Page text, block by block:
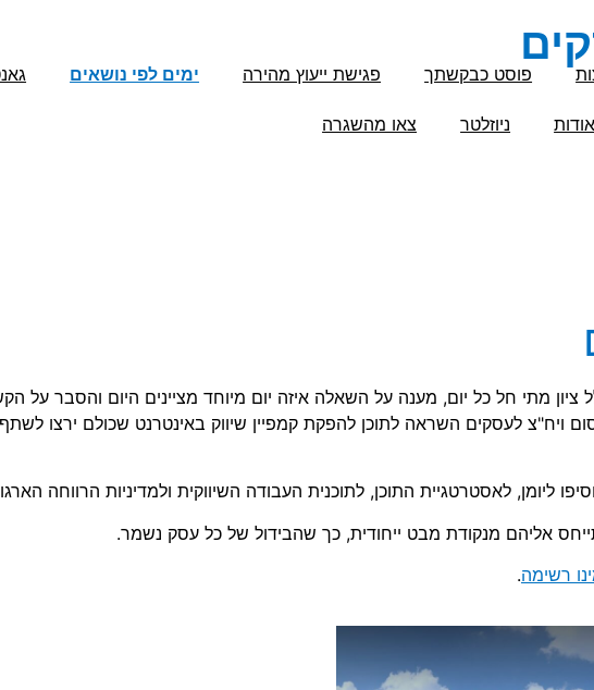
פוסט כבקשתך פגישת ייעוץ מהירה ימים לפי נושאים
אודות ניוזלטר צאו מהשגרה
ציון מתי חל כל יום, מענה על השאלה איזה יום מיוחד מציינים היום והסבר על
ויח"צ לעסקים השראה לתוכן להפקת קמפיין שיווק באינטרנט שכולם ירצו
ליומן, לאסטרטגיית התוכן, לתוכנית העבודה השיווקית ולמדיניות הרווחה
אליהם מנקודת מבט ייחודית, כך שהבידול של כל עסק נשמר.
רשימה.